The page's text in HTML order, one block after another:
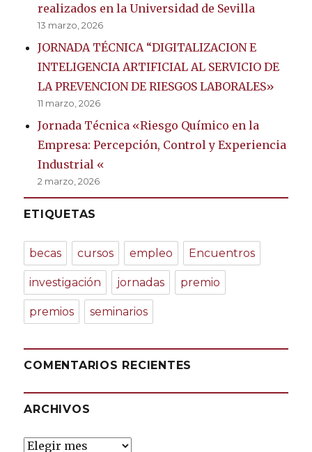
realizados en la Universidad de Sevilla
13 marzo, 2026
JORNADA TÉCNICA “DIGITALIZACION E
INTELIGENCIA ARTIFICIAL AL SERVICIO DE
LA PREVENCION DE RIESGOS LABORALES»
11 marzo, 2026
Jornada Técnica «Riesgo Químico en la
Empresa: Percepción, Control y Experiencia
Industrial «
2 marzo, 2026
ETIQUETAS
becas cursos empleo Encuentros
investigación jornadas premio
premios seminarios
COMENTARIOS RECIENTES
ARCHIVOS
Archivos